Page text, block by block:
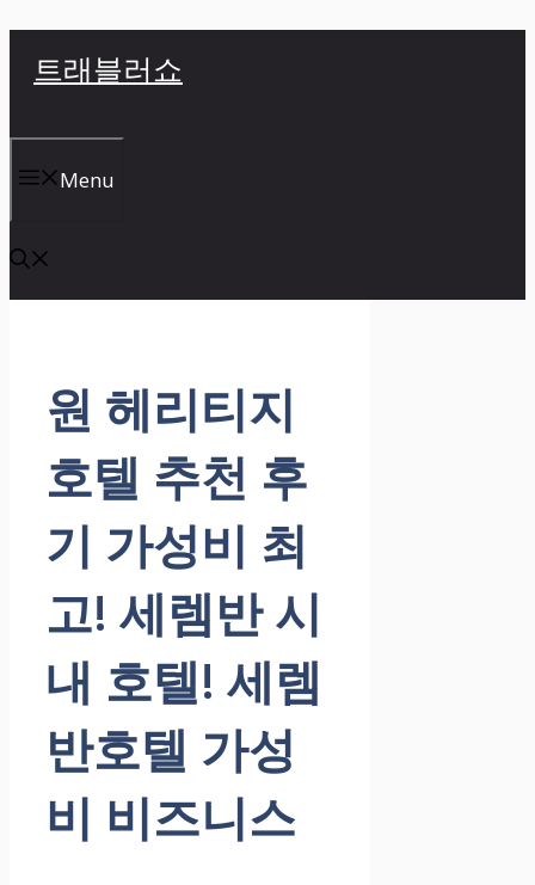
너
뛰
기
트래블러쇼
Menu
원 헤리티지
호텔 추천 후
기 가성비 최
고! 세렘반 시
내 호텔! 세렘
반호텔 가성
비 비즈니스